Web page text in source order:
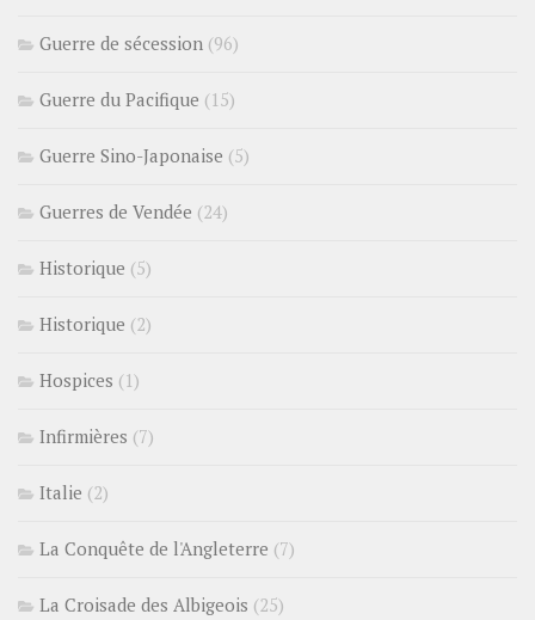
Guerre de sécession (96)
Guerre du Pacifique (15)
Guerre Sino-Japonaise (5)
Guerres de Vendée (24)
Historique (5)
Historique (2)
Hospices (1)
Infirmières (7)
Italie (2)
La Conquête de l'Angleterre (7)
La Croisade des Albigeois (25)